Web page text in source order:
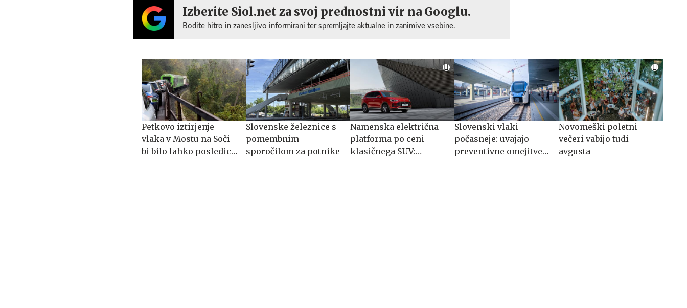
Izberite Siol.net za svoj prednostni vir na Googlu.
Bodite hitro in zanesljivo informirani ter spremljajte aktualne in zanimive vsebine.
Petkovo iztirjenje
vlaka v Mostu na Soči
bi bilo lahko posledica
Slovenske železnice s
pomembnim
sporočilom za potnike
Namenska električna
platforma po ceni
klasičnega SUV:
Slovenski vlaki
počasneje: uvajajo
preventivne omejitve
Novomeški poletni
večeri vabijo tudi
avgusta